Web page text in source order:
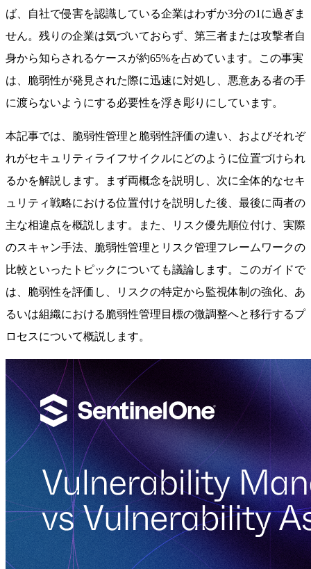
ば、自社で侵害を認識している企業はわずか3分の1に過ぎま
せん。残りの企業は気づいておらず、第三者または攻撃者自
身から知らされるケースが約65%を占めています。この事実
は、脆弱性が発見された際に迅速に対処し、悪意ある者の手
に渡らないようにする必要性を浮き彫りにしています。
本記事では、脆弱性管理と脆弱性評価の違い、およびそれぞ
れがセキュリティライフサイクルにどのように位置づけられ
るかを解説します。まず両概念を説明し、次に全体的なセキ
ュリティ戦略における位置付けを説明した後、最後に両者の
主な相違点を概説します。また、リスク優先順位付け、実際
のスキャン手法、脆弱性管理とリスク管理フレームワークの
比較といったトピックについても議論します。このガイドで
は、脆弱性を評価し、リスクの特定から監視体制の強化、あ
るいは組織における脆弱性管理目標の微調整へと移行するプ
ロセスについて概説します。